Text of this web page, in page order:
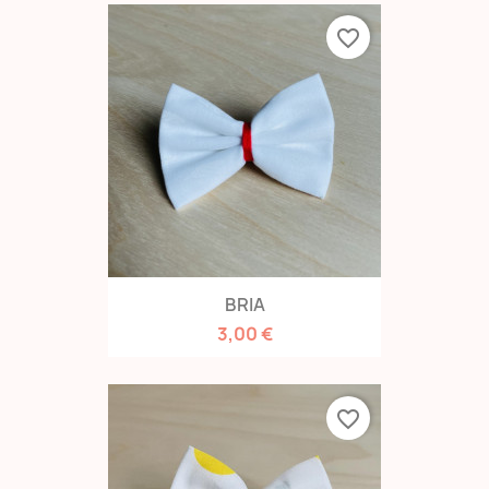
BRIA
3,00 €
favorite_border
favorite_border